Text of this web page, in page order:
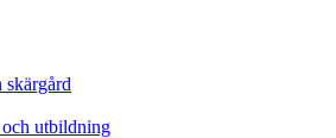
skärgård
utbildning